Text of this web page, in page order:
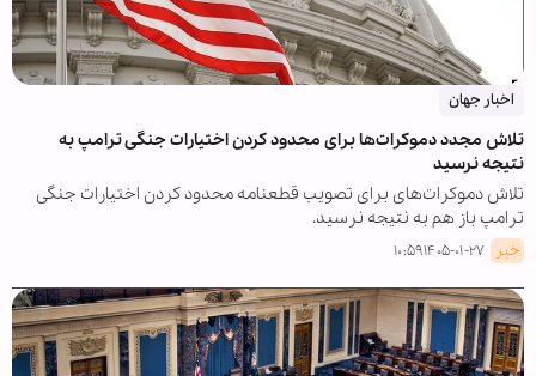
اخبار جهان
تلاش مجدد دموکرات‌ها برای محدود کردن اختیارات جنگی ترامپ به
نتیجه نرسید
تلاش دموکرات‌های برای تصویب قطعنامه محدود کردن اختیارات جنگی
ترامپ باز هم به نتیجه نرسید.
خبر ۱۴۰۵-۰۱-۲۷ ۱۰:۵۹